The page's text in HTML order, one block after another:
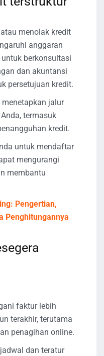
menolak kredit
anggaran
berkonsultasi
dan akuntansi
persetujuan kredit.
jalur
termasuk
kredit.
untuk mendaftar
mengurangi
membantu
Pengertian,
Penghitungannya
faktur lebih
terakhir, terutama
penagihan online.
dan teratur